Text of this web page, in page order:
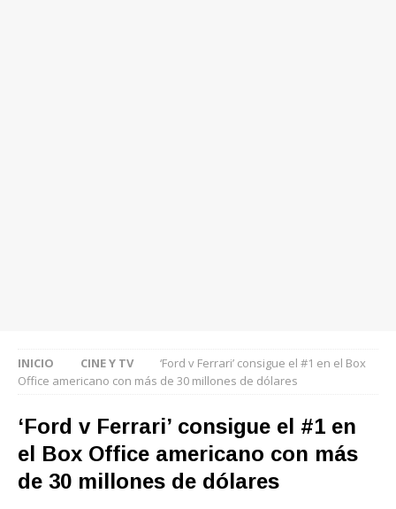
INICIO CINE Y TV
‘Ford v Ferrari’ consigue el #1 en el Box
Office americano con más de 30 millones de dólares
‘Ford v Ferrari’ consigue el #1 en
el Box Office americano con más
de 30 millones de dólares